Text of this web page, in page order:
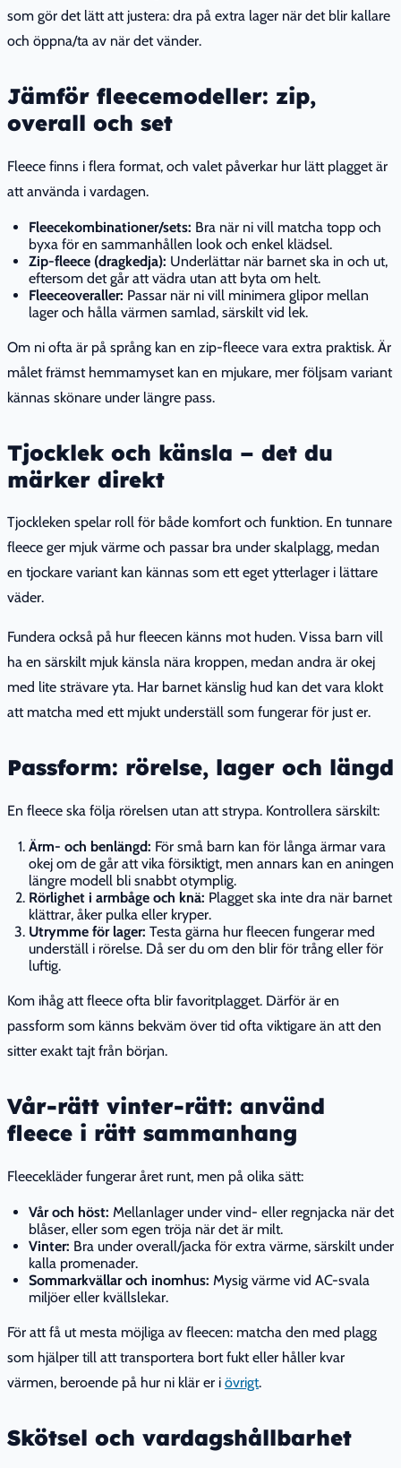
som gör det lätt att justera: dra på extra lager när det blir kallare
och öppna/ta av när det vänder.
Jämför fleecemodeller: zip,
overall och set
Fleece finns i flera format, och valet påverkar hur lätt plagget är
att använda i vardagen.
Fleecekombinationer/sets: Bra när ni vill matcha topp och
byxa för en sammanhållen look och enkel klädsel.
Zip-fleece (dragkedja): Underlättar när barnet ska in och ut,
eftersom det går att vädra utan att byta om helt.
Fleeceoveraller: Passar när ni vill minimera glipor mellan
lager och hålla värmen samlad, särskilt vid lek.
Om ni ofta är på språng kan en zip-fleece vara extra praktisk. Är
målet främst hemmamyset kan en mjukare, mer följsam variant
kännas skönare under längre pass.
Tjocklek och känsla – det du
märker direkt
Tjockleken spelar roll för både komfort och funktion. En tunnare
fleece ger mjuk värme och passar bra under skalplagg, medan
en tjockare variant kan kännas som ett eget ytterlager i lättare
väder.
Fundera också på hur fleecen känns mot huden. Vissa barn vill
ha en särskilt mjuk känsla nära kroppen, medan andra är okej
med lite strävare yta. Har barnet känslig hud kan det vara klokt
att matcha med ett mjukt underställ som fungerar för just er.
Passform: rörelse, lager och längd
En fleece ska följa rörelsen utan att strypa. Kontrollera särskilt:
Ärm- och benlängd: För små barn kan för långa ärmar vara
okej om de går att vika försiktigt, men annars kan en aningen
längre modell bli snabbt otymplig.
Rörlighet i armbåge och knä: Plagget ska inte dra när barnet
klättrar, åker pulka eller kryper.
Utrymme för lager: Testa gärna hur fleecen fungerar med
underställ i rörelse. Då ser du om den blir för trång eller för
luftig.
Kom ihåg att fleece ofta blir favoritplagget. Därför är en
passform som känns bekväm över tid ofta viktigare än att den
sitter exakt tajt från början.
Vår-rätt vinter-rätt: använd
fleece i rätt sammanhang
Fleecekläder fungerar året runt, men på olika sätt:
Vår och höst: Mellanlager under vind- eller regnjacka när det
blåser, eller som egen tröja när det är milt.
Vinter: Bra under overall/jacka för extra värme, särskilt under
kalla promenader.
Sommarkvällar och inomhus: Mysig värme vid AC-svala
miljöer eller kvällslekar.
För att få ut mesta möjliga av fleecen: matcha den med plagg
som hjälper till att transportera bort fukt eller håller kvar
värmen, beroende på hur ni klär er i övrigt.
Skötsel och vardagshållbarhet